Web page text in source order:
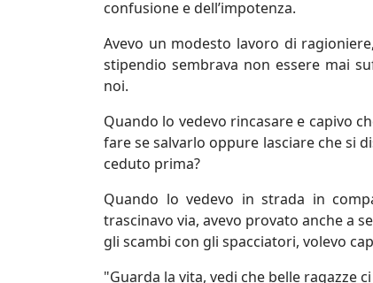
confusione e dell’impotenza.
Avevo un modesto lavoro di
stipendio sembrava non essere mai
noi.
Quando lo vedevo rincasare e capivo
fare se salvarlo oppure lasciare che si
ceduto prima?
Quando lo vedevo in strada in
trascinavo via, avevo provato anche a
gli scambi con gli spacciatori, volevo
"Guarda la vita, vedi che belle ragazze